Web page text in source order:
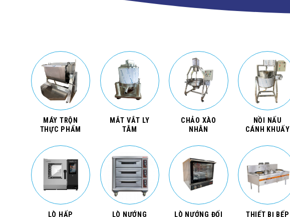
MÁY TRỘN
THỰC PHẨM
MẮT VẮT LY
TÂM
CHẢO XÀO
NHÂN
NỒI NẤU
CÁNH KHUẤY
LÒ HẤP
LÒ NƯỚNG
LÒ NƯỚNG ĐỐI
THIẾT BỊ BẾP